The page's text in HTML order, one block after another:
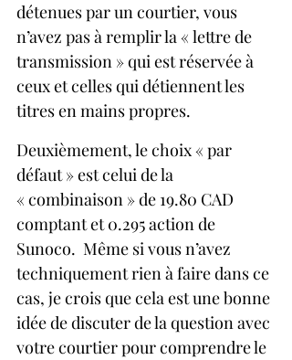
détenues par un courtier, vous
n’avez pas à remplir la « lettre de
transmission » qui est réservée à
ceux et celles qui détiennent les
titres en mains propres.
Deuxièmement, le choix « par
défaut » est celui de la
« combinaison » de 19.80 CAD
comptant et 0.295 action de
Sunoco.  Même si vous n’avez
techniquement rien à faire dans ce
cas, je crois que cela est une bonne
idée de discuter de la question avec
votre courtier pour comprendre le